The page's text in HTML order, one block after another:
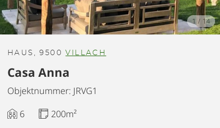
1 / 14
HAUS, 9500VILLACH
Casa Anna
Objektnummer: JRVG1
6
200m²